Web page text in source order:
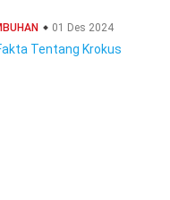
01 Des 2024
Tentang Krokus